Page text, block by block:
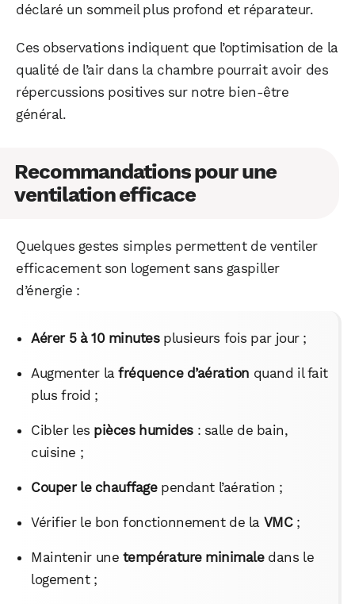
déclaré un sommeil plus profond et réparateur.
Ces observations indiquent que l’optimisation de la
qualité de l’air dans la chambre pourrait avoir des
répercussions positives sur notre bien-être
général.
Recommandations pour une
ventilation efficace
Quelques gestes simples permettent de ventiler
efficacement son logement sans gaspiller
d’énergie :
Aérer 5 à 10 minutesplusieurs fois par jour ;
Augmenter lafréquence d’aération quand il fait
plus froid ;
Cibler les pièces humides: salle de bain,
cuisine ;
Couper le chauffagependant l’aération ;
Vérifier le bon fonctionnement de la VMC;
Maintenir une température minimaledans le
logement ;